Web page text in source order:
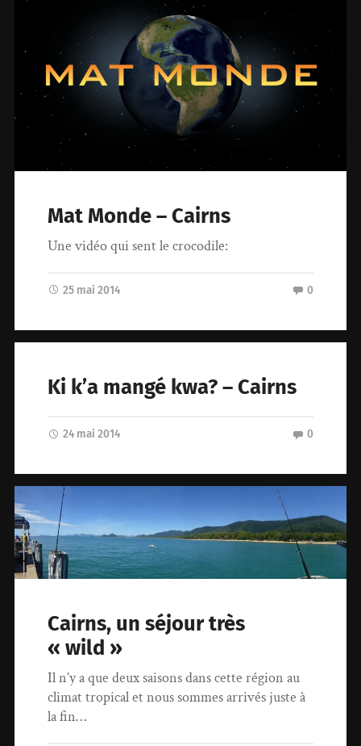
Mat Monde – Cairns
Une vidéo qui sent le crocodile:
25 mai 2014 0
Ki k’a mangé kwa? – Cairns
24 mai 2014 0
Cairns, un séjour très
« wild »
Il n’y a que deux saisons dans cette région au
climat tropical et nous sommes arrivés juste à
la fin…